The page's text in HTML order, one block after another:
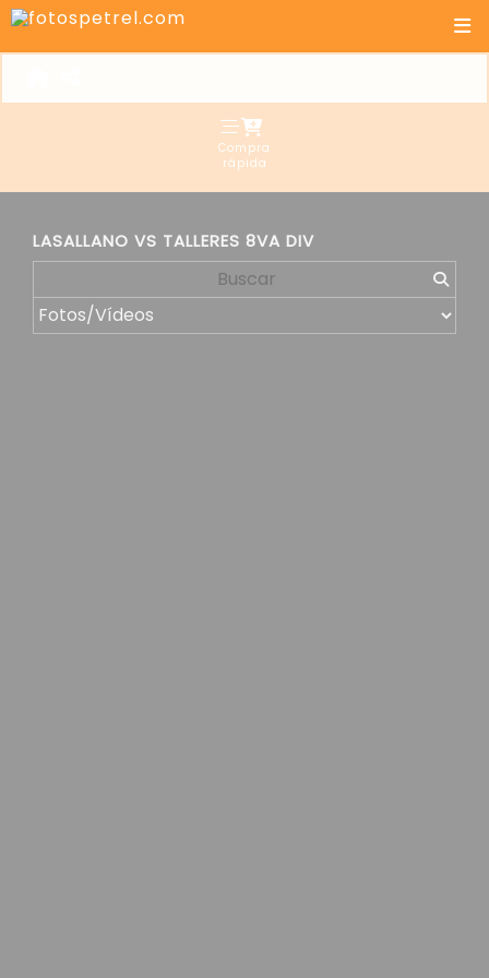
Compra
rápida
LASALLANO VS TALLERES 8VA DIV